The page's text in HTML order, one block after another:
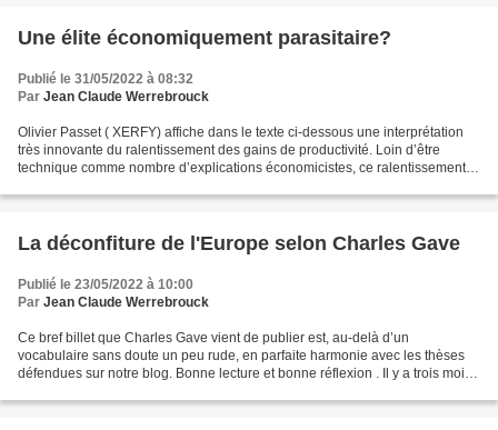
Une élite économiquement parasitaire?
Publié le 31/05/2022 à 08:32
Par Jean Claude Werrebrouck
Olivier Passet ( XERFY) affiche dans le texte ci-dessous une interprétation
très innovante du ralentissement des gains de productivité. Loin d’être
technique comme nombre d’explications économicistes, ce ralentissement
La déconfiture de l'Europe selon Charles Gave
Publié le 23/05/2022 à 10:00
Par Jean Claude Werrebrouck
Ce bref billet que Charles Gave vient de publier est, au-delà d’un
vocabulaire sans doute un peu rude, en parfaite harmonie avec les thèses
défendues sur notre blog. Bonne lecture et bonne réflexion . Il y a trois mois,